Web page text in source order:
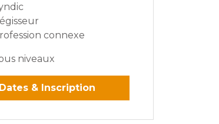
connexe
niveaux
Dates & Inscription